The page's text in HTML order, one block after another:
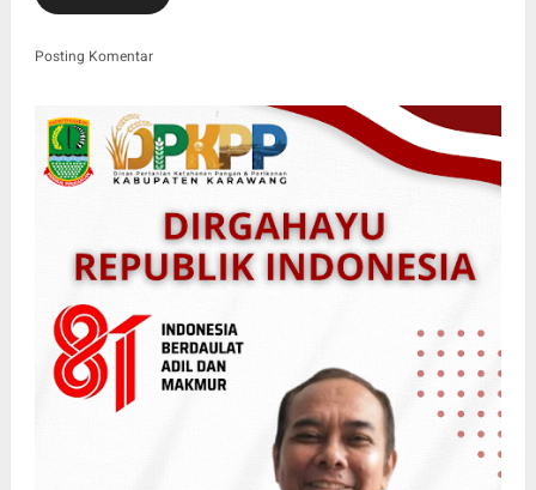
Posting Komentar